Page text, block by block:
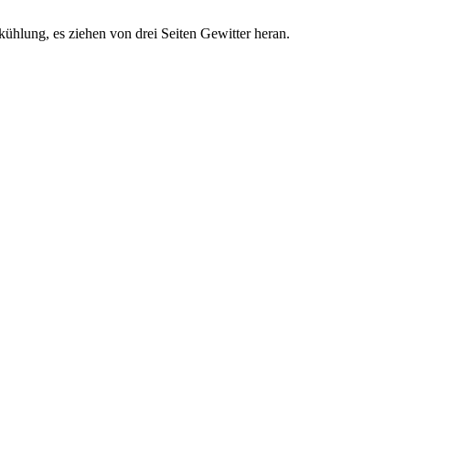
es ziehen von drei Seiten Gewitter heran.